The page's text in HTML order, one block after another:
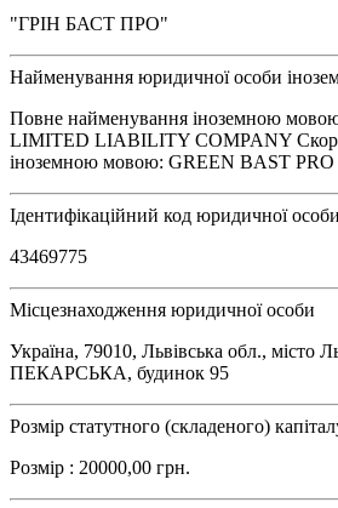
"ГРІН БАСТ ПРО"
Найменування юридичної особи
Повне найменування іноземною
LIMITED LIABILITY COMPANY
іноземною мовою: GREEN BAST
Ідентифікаційний код юридичної особи
43469775
Місцезнаходження юридичної особи
Україна, 79010, Львівська обл.,
ПЕКАРСЬКА, будинок 95
Розмір статутного (складеного)
Розмір : 20000,00 грн.